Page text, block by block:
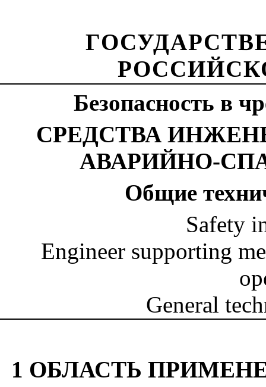
Безопасность в
СРЕДСТВА
АВАРИЙНО-
Общие
Safety
Engineer supporting
General
1 ОБЛАСТЬ